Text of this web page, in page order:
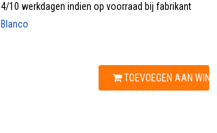
4/10 werkdagen indien op voorraad bij fabrikant
Blanco
TOEVOEGEN AAN